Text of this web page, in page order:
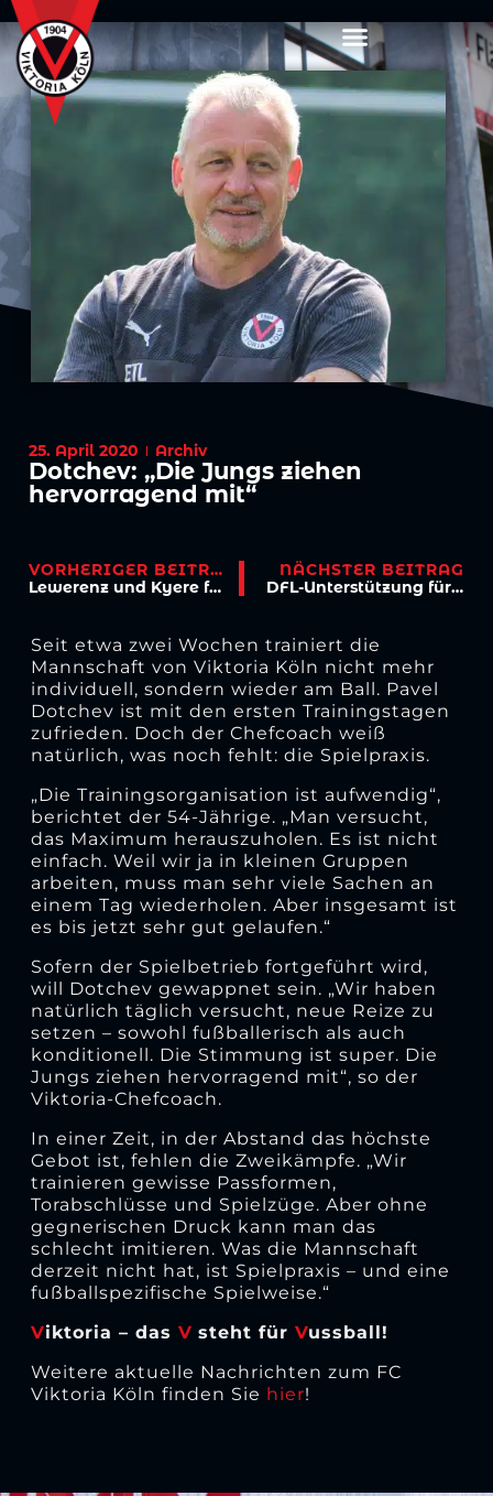
25. April 2020 Archiv
Dotchev: „Die Jungs ziehen
hervorragend mit“
VORHERIGER BEITRAG
Lewerenz und Kyere fallen aus
NÄCHSTER BEITRAG
DFL-Unterstützung für die 3. Liga
Seit etwa zwei Wochen trainiert die
Mannschaft von Viktoria Köln nicht mehr
individuell, sondern wieder am Ball. Pavel
Dotchev ist mit den ersten Trainingstagen
zufrieden. Doch der Chefcoach weiß
natürlich, was noch fehlt: die Spielpraxis.
„Die Trainingsorganisation ist aufwendig“,
berichtet der 54-Jährige. „Man versucht,
das Maximum herauszuholen. Es ist nicht
einfach. Weil wir ja in kleinen Gruppen
arbeiten, muss man sehr viele Sachen an
einem Tag wiederholen. Aber insgesamt ist
es bis jetzt sehr gut gelaufen.“
Sofern der Spielbetrieb fortgeführt wird,
will Dotchev gewappnet sein. „Wir haben
natürlich täglich versucht, neue Reize zu
setzen – sowohl fußballerisch als auch
konditionell. Die Stimmung ist super. Die
Jungs ziehen hervorragend mit“, so der
Viktoria-Chefcoach.
In einer Zeit, in der Abstand das höchste
Gebot ist, fehlen die Zweikämpfe. „Wir
trainieren gewisse Passformen,
Torabschlüsse und Spielzüge. Aber ohne
gegnerischen Druck kann man das
schlecht imitieren. Was die Mannschaft
derzeit nicht hat, ist Spielpraxis – und eine
fußballspezifische Spielweise.“
Viktoria – das V steht für Vussball!
Weitere aktuelle Nachrichten zum FC
Viktoria Köln finden Sie hier!